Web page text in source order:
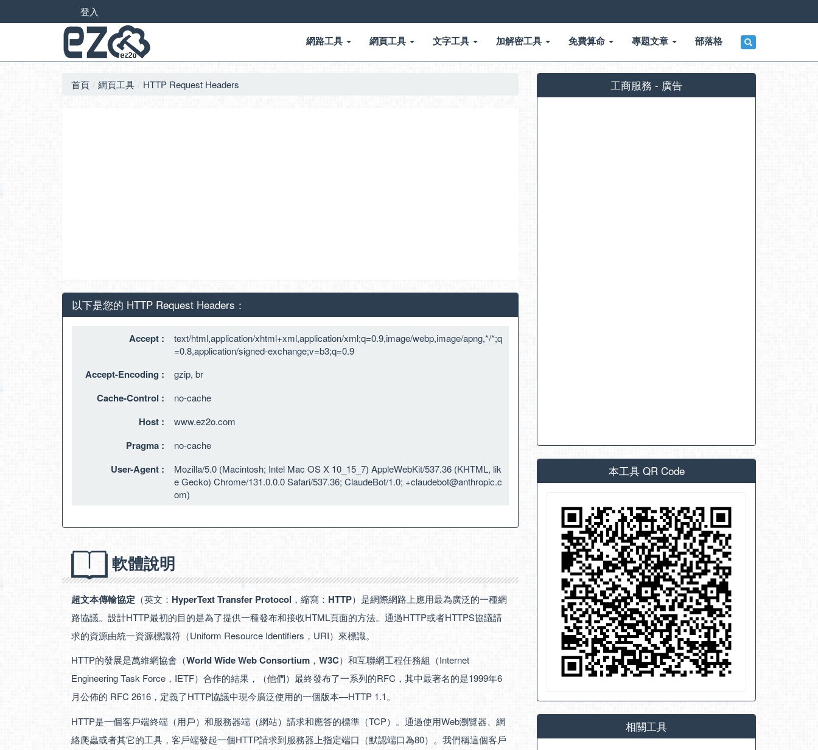
登入
網路工具 網頁工具 文字工具 加解密工具 免費算命 專題文章 部落格
首頁 網頁工具 HTTP Request Headers
以下是您的 HTTP Request Headers：
Accept :
text/html,application/xhtml+xml,application/xml;q=0.9,image/webp,image/apng,*/*;q
=0.8,application/signed-exchange;v=b3;q=0.9
Accept-Encoding : gzip, br
Cache-Control : no-cache
Host : www.ez2o.com
Pragma : no-cache
User-Agent :
Mozilla/5.0 (Macintosh; Intel Mac OS X 10_15_7) AppleWebKit/537.36 (KHTML, lik
e Gecko) Chrome/131.0.0.0 Safari/537.36; ClaudeBot/1.0; +claudebot@anthropic.c
om)
軟體說明
超文本傳輸協定 （英文： HyperText Transfer Protocol ，縮寫： HTTP）是網際網路上應用最為廣泛的一種網
路協議。設計HTTP最初的目的是為了提供一種發布和接收HTML頁面的方法。通過HTTP或者HTTPS協議請
求的資源由統一資源標識符（Uniform Resource Identifiers，URI）來標識。
HTTP的發展是萬維網協會（World Wide Web Consortium ， W3C）和互聯網工程任務組（Internet
Engineering Task Force，IETF）合作的結果，（他們）最終發布了一系列的RFC，其中最著名的是1999年6
月公佈的 RFC 2616，定義了HTTP協議中現今廣泛使用的一個版本—HTTP 1.1。
HTTP是一個客戶端終端（用戶）和服務器端（網站）請求和應答的標準（TCP）。通過使用Web瀏覽器、網
絡爬蟲或者其它的工具，客戶端發起一個HTTP請求到服務器上指定端口（默認端口為80）。我們稱這個客戶
工商服務 - 廣告
本工具 QR Code
相關工具